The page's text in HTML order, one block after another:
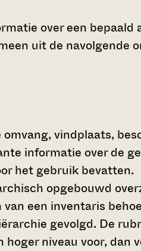
over een bepaald
uit de navolgende
vindplaats,
informatie over de
het gebruik bevatten.
opgebouwd
een inventaris
gevolgd. De
niveau voor, dan